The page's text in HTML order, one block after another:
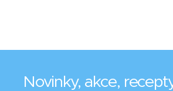
Novinky, akce,